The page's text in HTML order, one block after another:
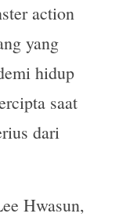
action
yang
hidup
saat
dari
Hwasun,